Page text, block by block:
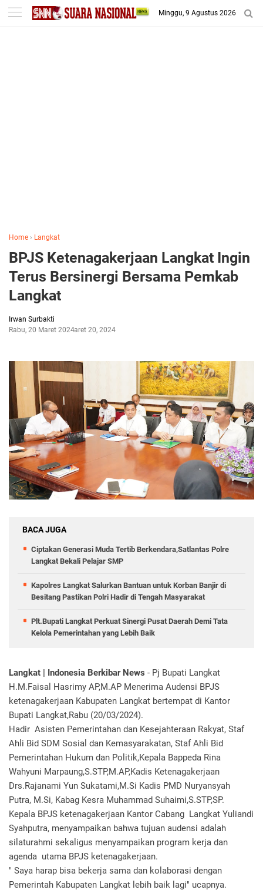
-->
Minggu, 9 Agustus 2026
Home › Langkat
BPJS Ketenagakerjaan Langkat Ingin
Terus Bersinergi Bersama Pemkab
Langkat
Irwan Surbakti
Rabu, 20 Maret 2024Maret 20, 2024
BACA JUGA
Ciptakan Generasi Muda Tertib Berkendara,Satlantas Polre
Langkat Bekali Pelajar SMP
Kapolres Langkat Salurkan Bantuan untuk Korban Banjir di
Besitang Pastikan Polri Hadir di Tengah Masyarakat
Plt.Bupati Langkat Perkuat Sinergi Pusat Daerah Demi Tata
Kelola Pemerintahan yang Lebih Baik
Langkat | Indonesia Berkibar News - Pj Bupati Langkat
H.M.Faisal Hasrimy AP,M.AP Menerima Audensi BPJS
ketenagakerjaan Kabupaten Langkat bertempat di Kantor
Bupati Langkat,Rabu (20/03/2024).
Hadir Asisten Pemerintahan dan Kesejahteraan Rakyat, Staf
Ahli Bid SDM Sosial dan Kemasyarakatan, Staf Ahli Bid
Pemerintahan Hukum dan Politik,Kepala Bappeda Rina
Wahyuni Marpaung,S.STP,M.AP,Kadis Ketenagakerjaan
Drs.Rajanami Yun Sukatami,M.Si Kadis PMD Nuryansyah
Putra, M.Si, Kabag Kesra Muhammad Suhaimi,S.STP,SP.
Kepala BPJS ketenagakerjaan Kantor Cabang Langkat Yuliandi
Syahputra, menyampaikan bahwa tujuan audensi adalah
silaturahmi sekaligus menyampaikan program kerja dan
agenda utama BPJS ketenagakerjaan.
" Saya harap bisa bekerja sama dan kolaborasi dengan
Pemerintah Kabupaten Langkat lebih baik lagi" ucapnya.